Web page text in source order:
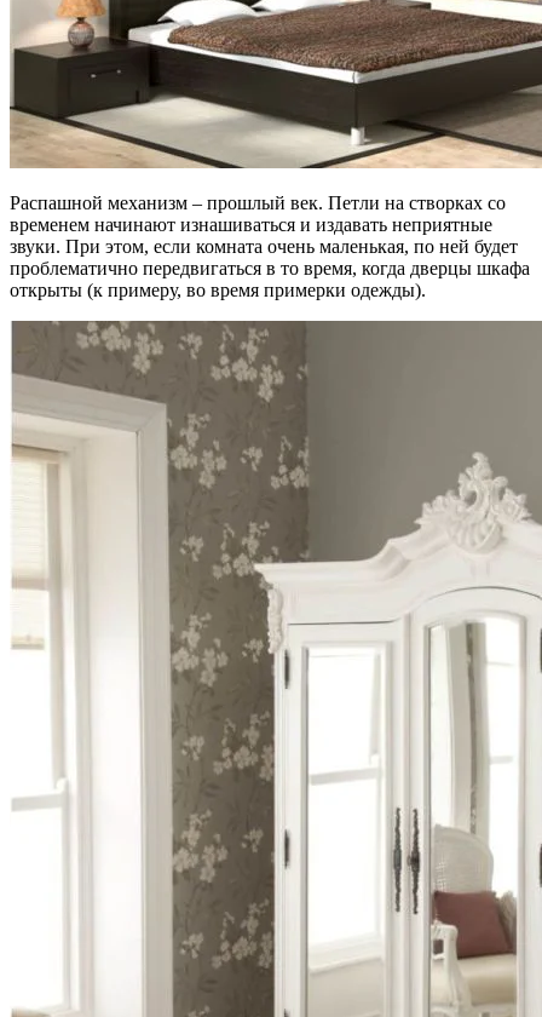
Распашной механизм – прошлый век. Петли на створках со
временем начинают изнашиваться и издавать неприятные
звуки. При этом, если комната очень маленькая, по ней будет
проблематично передвигаться в то время, когда дверцы шкафа
открыты (к примеру, во время примерки одежды).